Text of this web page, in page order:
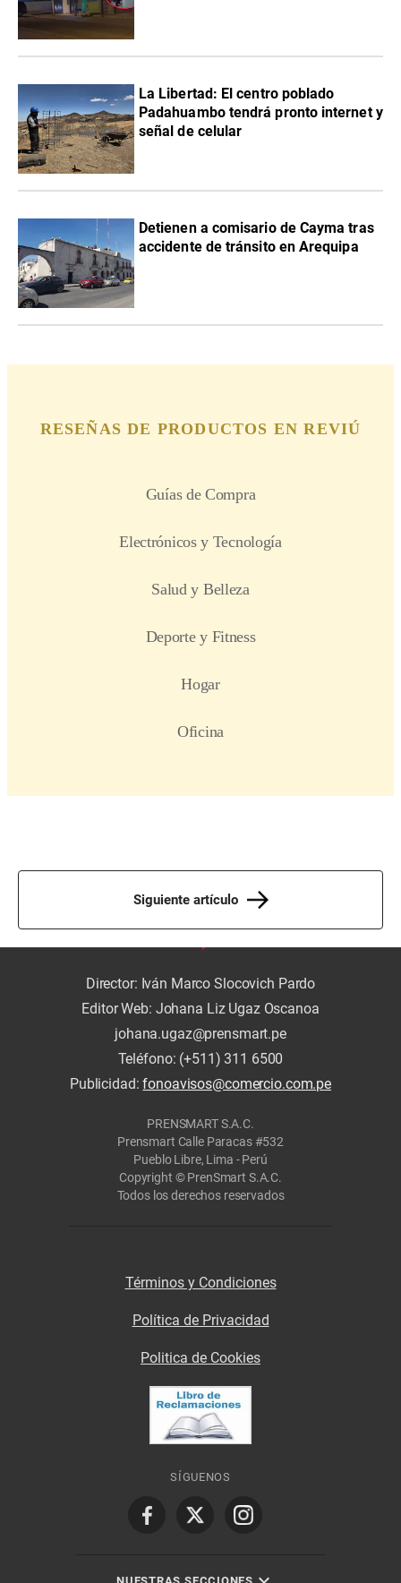
La Libertad: El centro poblado
Padahuambo tendrá pronto internet y
señal de celular
Detienen a comisario de Cayma tras
accidente de tránsito en Arequipa
Siguiente artículo
Director: Iván Marco Slocovich Pardo
Editor Web: Johana Liz Ugaz Oscanoa
johana.ugaz@prensmart.pe
Teléfono: (+511) 311 6500
Publicidad:fonoavisos@comercio.com.pe
PRENSMART S.A.C.
Prensmart Calle Paracas #532
Pueblo Libre, Lima - Perú
Copyright © PrenSmart S.A.C.
Todos los derechos reservados
Términos y Condiciones
Política de Privacidad
Politica de Cookies
SÍGUENOS